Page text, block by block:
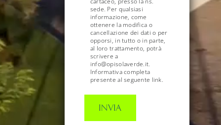
sede. Per qualsiasi
informazione, come
ottenere la modifica o
cancellazione dei dati o per
opporsi, in tutto o in parte,
al loro trattamento, potrà
scrivere a
info@opisolaverde.it.
Informativa completa
presente al seguente link.